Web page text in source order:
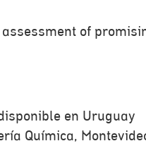
of
en Uruguay
Química,